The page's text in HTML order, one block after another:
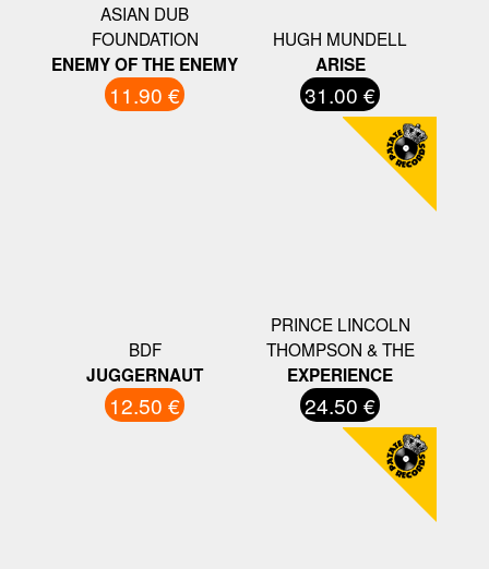
ASIAN DUB
FOUNDATION
ENEMY OF THE ENEMY
11.90 €
HUGH MUNDELL
ARISE
31.00 €
BDF
JUGGERNAUT
12.50 €
PRINCE LINCOLN
THOMPSON & THE
EXPERIENCE
24.50 €